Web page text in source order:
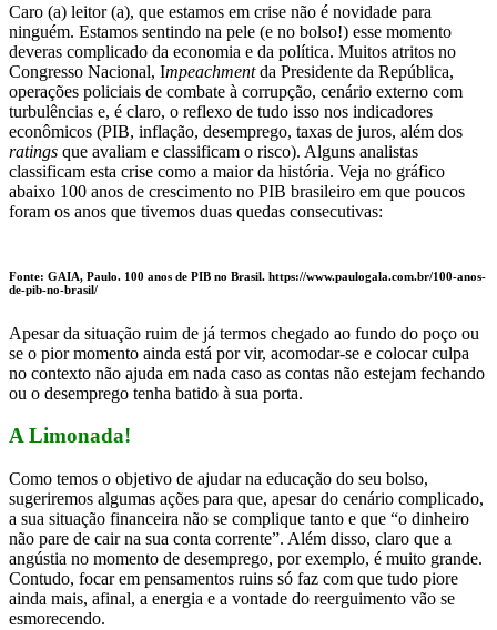
Caro (a) leitor (a), que estamos em crise não é novidade para
ninguém. Estamos sentindo na pele (e no bolso!) esse momento
deveras complicado da economia e da política. Muitos atritos no
Congresso Nacional, Impeachmentda Presidente da República,
operações policiais de combate à corrupção, cenário externo com
turbulências e, é claro, o reflexo de tudo isso nos indicadores
econômicos (PIB, inflação, desemprego, taxas de juros, além dos
ratings que avaliam e classificam o risco). Alguns analistas
classificam esta crise como a maior da história. Veja no gráfico
abaixo 100 anos de crescimento no PIB brasileiro em que poucos
foram os anos que tivemos duas quedas consecutivas:
Fonte: GAIA, Paulo. 100 anos de PIB no Brasil. https://www.paulogala.com.br/100-anos-
de-pib-no-brasil/
Apesar da situação ruim de já termos chegado ao fundo do poço ou
se o pior momento ainda está por vir, acomodar-se e colocar culpa
no contexto não ajuda em nada caso as contas não estejam fechando
ou o desemprego tenha batido à sua porta.
A Limonada!
Como temos o objetivo de ajudar na educação do seu bolso,
sugeriremos algumas ações para que, apesar do cenário complicado,
a sua situação financeira não se complique tanto e que “o dinheiro
não pare de cair na sua conta corrente”. Além disso, claro que a
angústia no momento de desemprego, por exemplo, é muito grande.
Contudo, focar em pensamentos ruins só faz com que tudo piore
ainda mais, afinal, a energia e a vontade do reerguimento vão se
esmorecendo.